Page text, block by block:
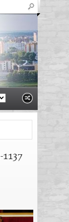
1137